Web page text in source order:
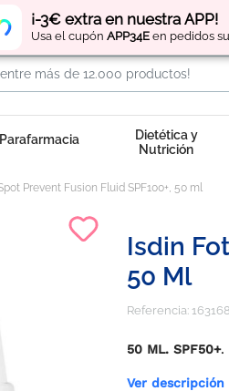
¡-3€ extra en nuestra APP!
Usa el cupón APP34E en pedidos
Regístratey
Dietética y
Nutrición
Prevent Fusion Fluid SPF100+, 50 ml
Isdin
50 Ml
Referencia: 163168
50 ML. SPF50+.
Ver descripción